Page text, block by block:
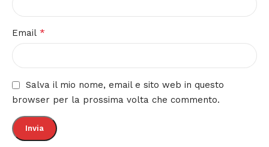
Email *
Salva il mio nome, email e sito web in questo
browser per la prossima volta che commento.